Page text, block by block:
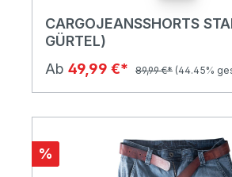
CARGOJEANSSHORTS
GÜRTEL)
Ab 49,99 €* 89,99 €* (44.45%
%